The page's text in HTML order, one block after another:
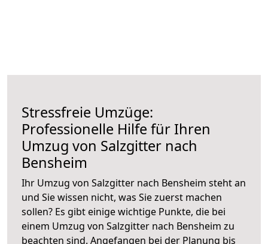
Stressfreie Umzüge:
Professionelle Hilfe für Ihren
Umzug von Salzgitter nach
Bensheim
Ihr Umzug von Salzgitter nach Bensheim steht an
und Sie wissen nicht, was Sie zuerst machen
sollen? Es gibt einige wichtige Punkte, die bei
einem Umzug von Salzgitter nach Bensheim zu
beachten sind. Angefangen bei der Planung bis